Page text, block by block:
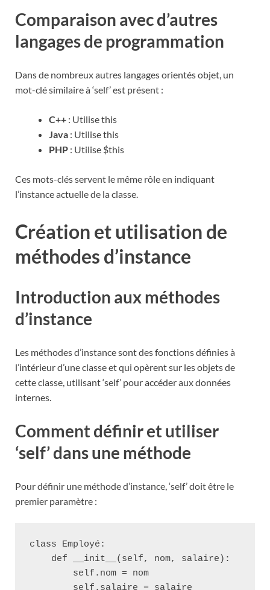
Comparaison avec d’autres
langages de programmation
Dans de nombreux autres langages orientés objet, un
mot-clé similaire à ‘self’ est présent :
C++ : Utilise this
Java : Utilise this
PHP : Utilise $this
Ces mots-clés servent le même rôle en indiquant
l’instance actuelle de la classe.
Création et utilisation de
méthodes d’instance
Introduction aux méthodes
d’instance
Les méthodes d’instance sont des fonctions définies à
l’intérieur d’une classe et qui opèrent sur les objets de
cette classe, utilisant ‘self’ pour accéder aux données
internes.
Comment définir et utiliser
‘self’ dans une méthode
Pour définir une méthode d’instance, ‘self’ doit être le
premier paramètre :
class Employé:
    def __init__(self, nom, salaire):
        self.nom = nom
        self.salaire = salaire